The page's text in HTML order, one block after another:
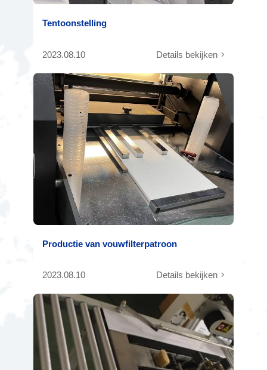
Tentoonstelling
2023.08.10 Details bekijken
Productie van vouwfilterpatroon
2023.08.10 Details bekijken